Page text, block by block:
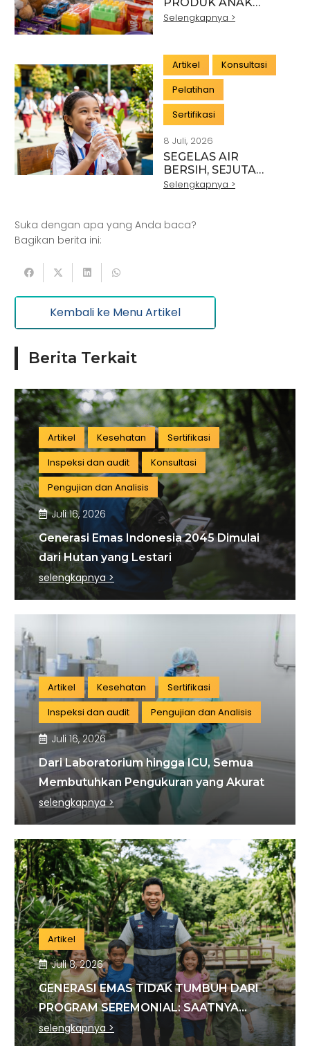
YANG AMAN TIDAK
Selengkapnya >
Artikel
Konsultasi
Pelatihan
Sertifikasi
8 Juli, 2026
SEGELAS AIR
BERSIH, SEJUTA
HARAPAN:
MASA DEPAN ANAK
Selengkapnya >
Suka dengan apa yang Anda baca?
Bagikan berita ini:
Kembali ke Menu Artikel
Berita Terkait
Artikel Kesehatan
Sertifikasi
Inspeksi dan audit
Konsultasi
Pengujian dan Analisis
Juli 16, 2026
Generasi Emas Indonesia 2045 Dimulai
dari Hutan yang Lestari
selengkapnya >
Artikel Kesehatan
Sertifikasi
Inspeksi dan audit
Pengujian dan Analisis
Juli 16, 2026
Dari Laboratorium hingga ICU, Semua
Membutuhkan Pengukuran yang Akurat
selengkapnya >
Artikel
Juli 8, 2026
GENERASI EMAS TIDAK TUMBUH DARI
PROGRAM SEREMONIAL: SAATNYA
MENCIPTAKAN DAMPAK YANG BENAR-
selengkapnya >